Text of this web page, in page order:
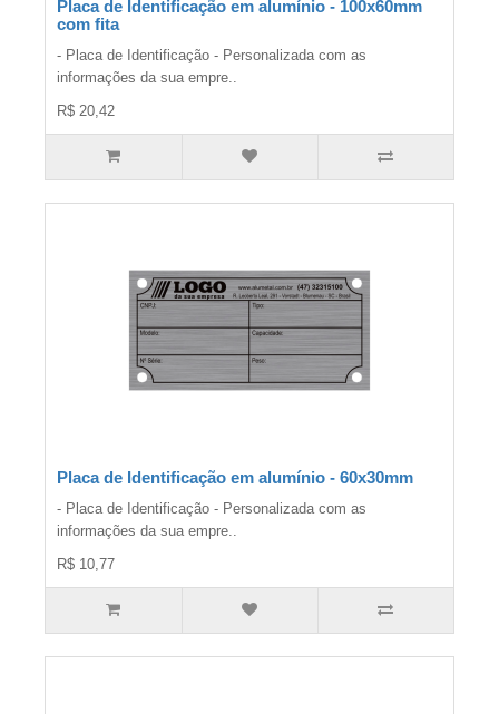
Placa de Identificação em alumínio - 100x60mm
com fita
- Placa de Identificação - Personalizada com as
informações da sua empre..
R$ 20,42
Placa de Identificação em alumínio - 60x30mm
- Placa de Identificação - Personalizada com as
informações da sua empre..
R$ 10,77